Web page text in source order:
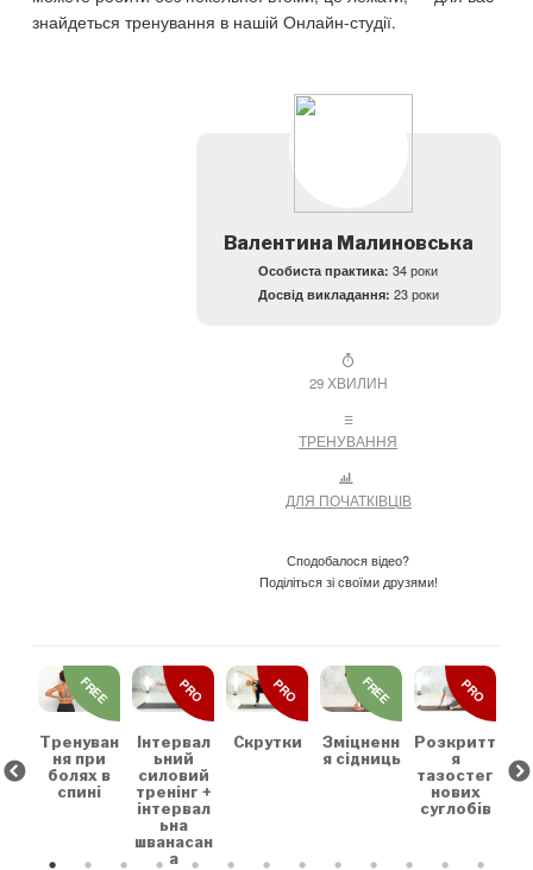
знайдеться тренування в нашій Онлайн-студії.
Валентина Малиновська
Особиста практика: 34 роки
Досвід викладання: 23 роки
29 ХВИЛИН
ТРЕНУВАННЯ
ДЛЯ ПОЧАТКІВЦІВ
Сподобалося відео?
Поділіться зі своїми друзями!
Тренуван
ня при
болях в
спині
FREE
Інтервал
ьний
силовий
тренінг +
інтервал
ьна
шванасан
а
PRO
Скрутки
PRO
Зміцненн
я сідниць
FREE
Розкритт
я
тазостег
нових
суглобів
PRO